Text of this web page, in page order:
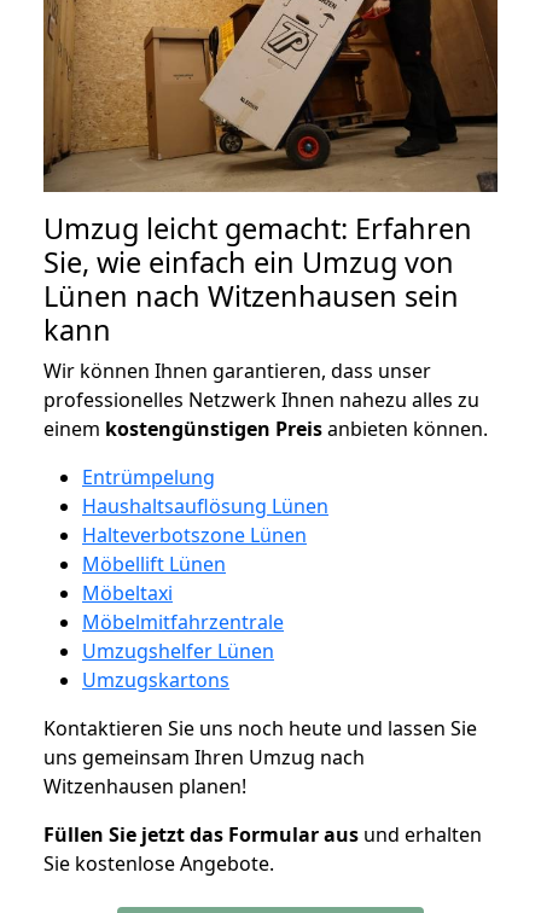
Umzug leicht gemacht: Erfahren
Sie, wie einfach ein Umzug von
Lünen nach Witzenhausen sein
kann
Wir können Ihnen garantieren, dass unser
professionelles Netzwerk Ihnen nahezu alles zu
einem kostengünstigen Preisanbieten können.
Entrümpelung
Haushaltsauflösung Lünen
Halteverbotszone Lünen
Möbellift Lünen
Möbeltaxi
Möbelmitfahrzentrale
Umzugshelfer Lünen
Umzugskartons
Kontaktieren Sie uns noch heute und lassen Sie
uns gemeinsam Ihren Umzug nach
Witzenhausen planen!
Füllen Sie jetzt das Formular aus und erhalten
Sie kostenlose Angebote.